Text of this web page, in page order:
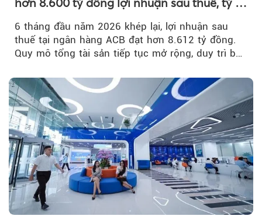
nợ xấu thấp nhất ngành
6 tháng đầu năm 2026 khép lại, lợi nhuận sau
thuế tại ngân hàng ACB đạt hơn 8.612 tỷ đồng.
Quy mô tổng tài sản tiếp tục mở rộng, duy trì bộ